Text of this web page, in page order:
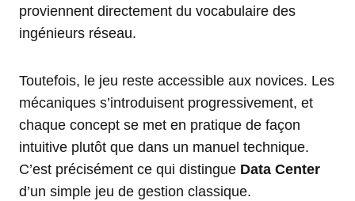
proviennent directement du vocabulaire des
ingénieurs réseau.
Toutefois, le jeu reste accessible aux novices. Les
mécaniques s’introduisent progressivement, et
chaque concept se met en pratique de façon
intuitive plutôt que dans un manuel technique.
C’est précisément ce qui distingue Data Center
d’un simple jeu de gestion classique.